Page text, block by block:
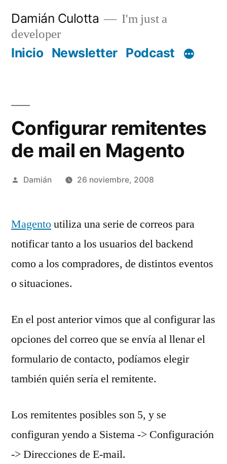
contenido
Damián Culotta
I'm just a
developer
Inicio Newsletter Podcast
Configurar remitentes
de mail en Magento
Publicado
Damián 26 noviembre, 2008
Magentoutiliza una serie de correos para
notificar tanto a los usuarios del backend
como a los compradores, de distintos eventos
o situaciones.
En el post anterior vimos que al configurar las
opciones del correo que se envía al llenar el
formulario de contacto, podíamos elegir
también quién sería el remitente.
Los remitentes posibles son 5, y se
configuran yendo a Sistema -> Configuración
-> Direcciones de E-mail.